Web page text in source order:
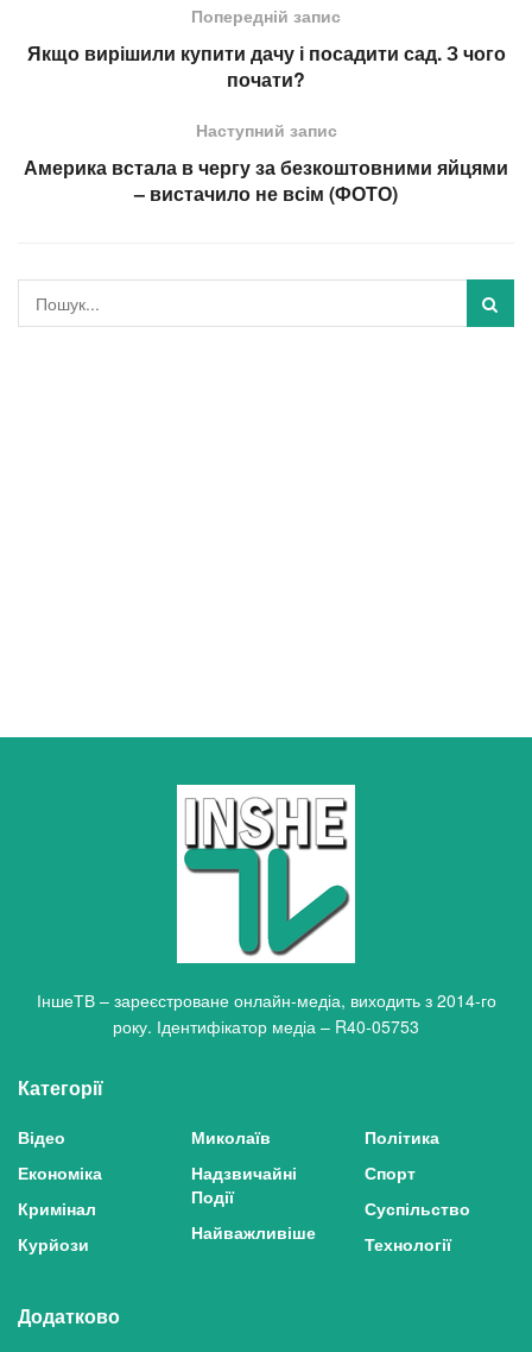
Попередній запис
Якщо вирішили купити дачу і посадити сад. З чого
почати?
Наступний запис
Америка встала в чергу за безкоштовними яйцями
– вистачило не всім (ФОТО)
ІншеТВ – зареєстроване онлайн-медіа, виходить з 2014-го
року. Ідентифікатор медіа – R40-05753
Категорії
Відео
Економіка
Кримінал
Курйози
Миколаїв
Надзвичайні
Події
Найважливіше
Політика
Спорт
Суспільство
Технології
Додатково